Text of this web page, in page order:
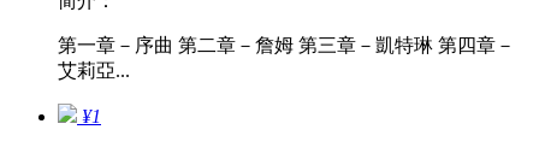
第一章－序曲 第二章－詹姆 第三章－凱特琳 第四章－
艾莉亞...
¥1